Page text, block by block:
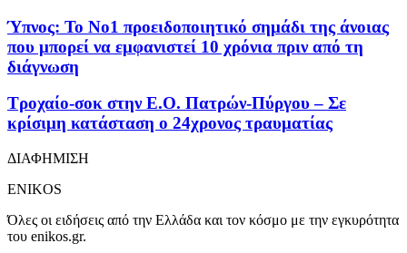
Ύπνος: Το Νο1 προειδοποιητικό σημάδι της άνοιας
που μπορεί να εμφανιστεί 10 χρόνια πριν από τη
διάγνωση
Τροχαίο-σοκ στην Ε.Ο. Πατρών-Πύργου – Σε
κρίσιμη κατάσταση ο 24χρονος τραυματίας
ΔΙΑΦΗΜΙΣΗ
ENIKOS
Όλες οι ειδήσεις από την Ελλάδα και τον κόσμο με την εγκυρότητα
του enikos.gr.